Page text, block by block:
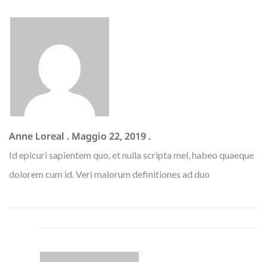
Anne Loreal . Maggio 22, 2019 .
Id epicuri sapientem quo, et nulla scripta mel, habeo quaeque
dolorem cum id. Veri malorum definitiones ad duo